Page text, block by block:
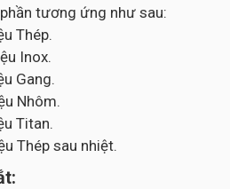
tương ứng như sau:
Thép.
Inox.
Gang.
Nhôm.
Titan.
Thép sau nhiệt.